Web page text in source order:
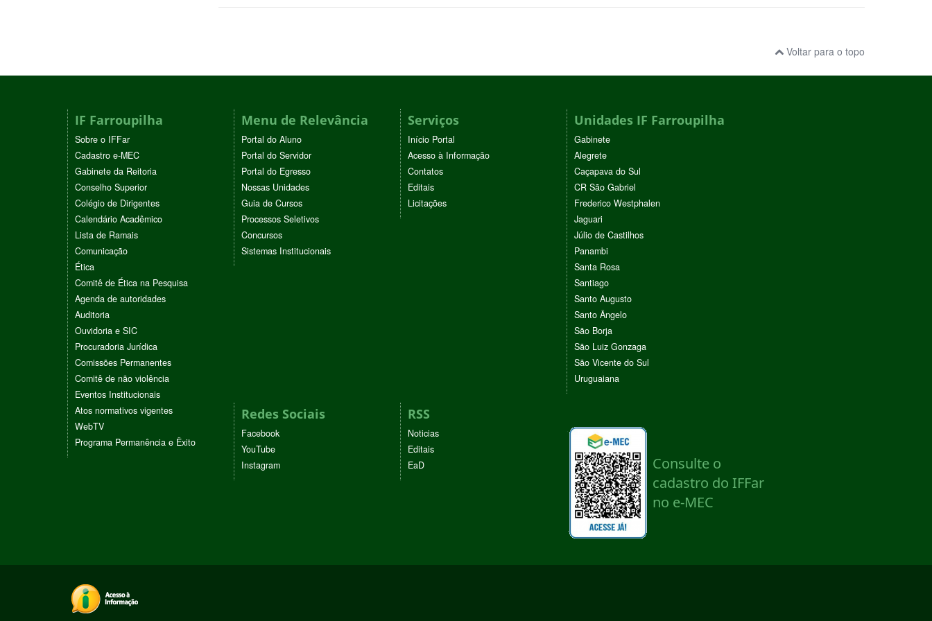
Voltar para o topo
IF Farroupilha
Sobre o IFFar
Cadastro e-MEC
Gabinete da Reitoria
Conselho Superior
Colégio de Dirigentes
Calendário Acadêmico
Lista de Ramais
Comunicação
Ética
Comitê de Ética na Pesquisa
Agenda de autoridades
Auditoria
Ouvidoria e SIC
Procuradoria Jurídica
Comissões Permanentes
Comitê de não violência
Eventos Institucionais
Atos normativos vigentes
WebTV
Programa Permanência e Êxito
Menu de Relevância
Portal do Aluno
Portal do Servidor
Portal do Egresso
Nossas Unidades
Guia de Cursos
Processos Seletivos
Concursos
Sistemas Institucionais
Serviços
Início Portal
Acesso à Informação
Contatos
Editais
Licitações
Unidades IF Farroupilha
Gabinete
Alegrete
Caçapava do Sul
CR São Gabriel
Frederico Westphalen
Jaguari
Júlio de Castilhos
Panambi
Santa Rosa
Santiago
Santo Augusto
Santo Ângelo
São Borja
São Luiz Gonzaga
São Vicente do Sul
Uruguaiana
Redes Sociais
Facebook
YouTube
Instagram
RSS
Noticias
Editais
EaD